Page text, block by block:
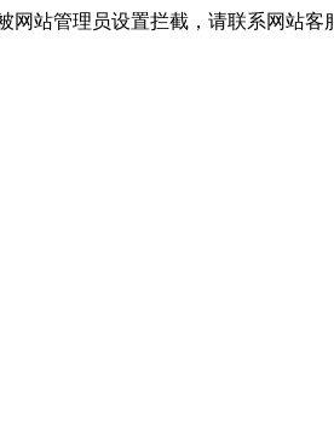
网站管理员设置拦截，请联系网站客